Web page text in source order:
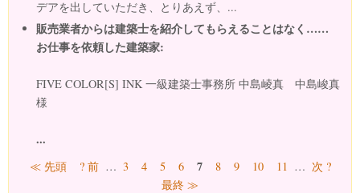
デアを出していただき、とりあえず、...
販売業者からは建築士を紹介してもらえることはなく……
お仕事を依頼した建築家:
FIVE COLOR[S] INK 一級建築士事務所 中島崚真 中島峻真
様
...
ページ
≪ 先頭 ? 前 … 3 4 5 6 7 8 9 10 11 … 次 ?
最終 ≫